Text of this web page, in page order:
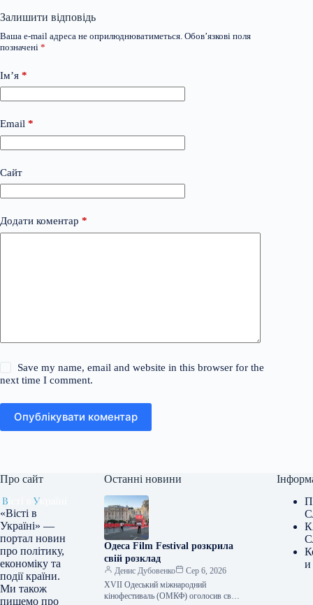
Залишити відповідь
Ваша e-mail адреса не оприлюднюватиметься. Обов’язкові поля
позначені *
Ім’я *
Email *
Сайт
Додати коментар *
Save my name, email and website in this browser for the
next time I comment.
Опублікувати коментар
Про сайт
«Вісті в
Україні» —
портал новин
про політику,
економіку та
події країни.
Ми також
пишемо про
Останні новини
Одеса Film Festival розкрила
свій розклад
Денис Дубовенко
Сер 6, 2026
XVII Одеський міжнародний
кінофестиваль (ОМКФ) оголосив свою
и